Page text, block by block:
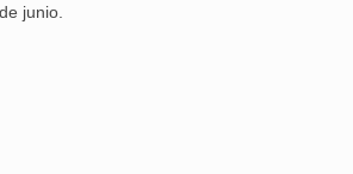
junio.